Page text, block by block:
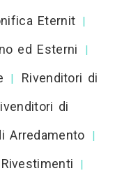
Eternit |
ed Esterni |
|
Rivenditori di
di
Arredamento |
|